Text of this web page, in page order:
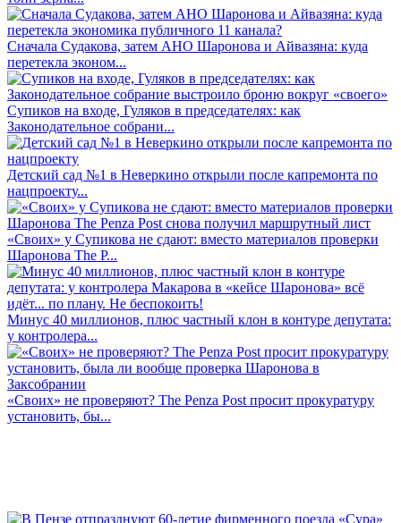
Сначала Судакова, затем АНО Шаронова и Айвазяна: куда
перетекла эконом...
Супиков на входе, Гуляков в председателях: как
Законодательное собрани...
Детский сад №1 в Неверкино открыли после капремонта по
нацпроекту...
«Своих» у Супикова не сдают: вместо материалов проверки
Шаронова The P...
Минус 40 миллионов, плюс частный клон в контуре депутата:
у контролера...
«Своих» не проверяют? The Penza Post просит прокуратуру
установить, бы...